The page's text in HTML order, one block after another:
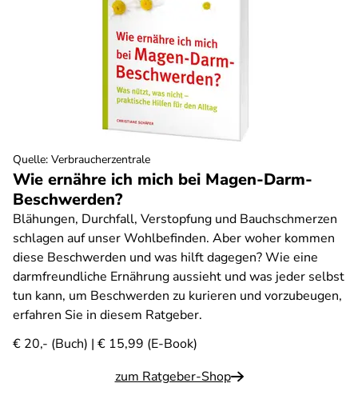
Wie ernähre ich mich bei Magen-Darm-
Beschwerden?
Blähungen, Durchfall, Verstopfung und Bauchschmerzen
schlagen auf unser Wohlbefinden. Aber woher kommen
diese Beschwerden und was hilft dagegen? Wie eine
darmfreundliche Ernährung aussieht und was jeder selbst
tun kann, um Beschwerden zu kurieren und vorzubeugen,
erfahren Sie in diesem Ratgeber.
€ 20,- (Buch) | € 15,99 (E-Book)
zum Ratgeber-Shop
Quelle: Verbraucherzentrale